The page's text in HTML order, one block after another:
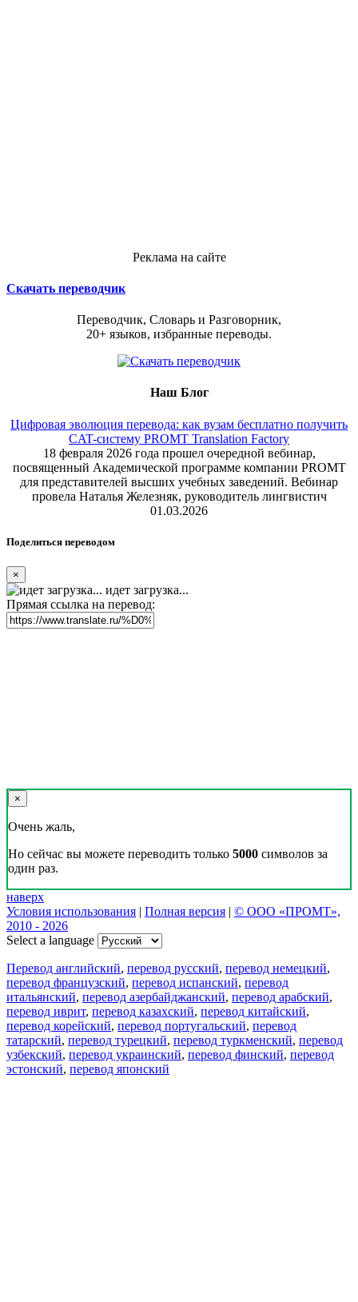
Реклама на сайте
Скачать переводчик
Переводчик, Словарь и Разговорник,
20+ языков, избранные переводы.
Наш Блог
Цифровая эволюция перевода: как вузам бесплатно получить
CAT-систему PROMT Translation Factory
18 февраля 2026 года прошел очередной вебинар,
посвященный Академической программе компании PROMT
для представителей высших учебных заведений. Вебинар
провела Наталья Железняк, руководитель лингвистич
01.03.2026
Поделиться переводом
×
идет загрузка...
Прямая ссылка на перевод:
×
Очень жаль,
Но сейчас вы можете переводить только 5000 символов за
один раз.
наверх
Условия использования | Полная версия | © ООО «ПРОМТ»,
2010 - 2026
Select a language
Перевод английский, перевод русский, перевод немецкий,
перевод французский, перевод испанский, перевод
итальянский, перевод азербайджанский, перевод арабский,
перевод иврит, перевод казахский, перевод китайский,
перевод корейский, перевод португальский, перевод
татарский, перевод турецкий, перевод туркменский, перевод
узбекский, перевод украинский, перевод финский, перевод
эстонский, перевод японский